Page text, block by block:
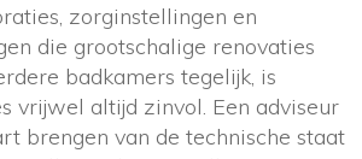
zorginstellingen en
die grootschalige renovaties
badkamers tegelijk, is
vrijwel altijd zinvol. Een adviseur
brengen van de technische staat